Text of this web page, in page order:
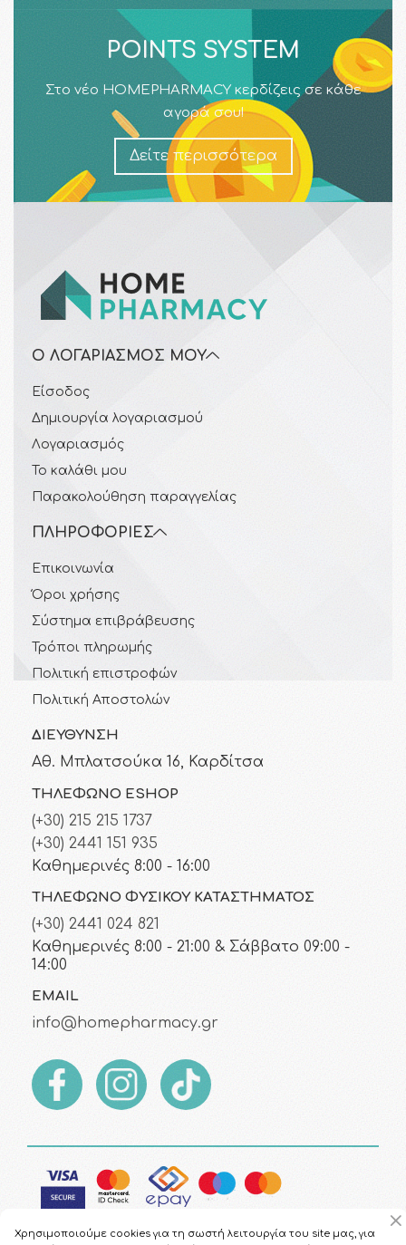
POINTS SYSTEM
Στο νέο HOMEPHARMACY κερδίζεις σε κάθε
αγορά σου!
Δείτε περισσότερα
Ο ΛΟΓΑΡΙΑΣΜΌΣ ΜΟΥ
Είσοδος
Δημιουργία λογαριασμού
Λογαριασμός
Το καλάθι μου
Παρακολούθηση παραγγελίας
ΠΛΗΡΟΦΟΡΊΕΣ
Επικοινωνία
Όροι χρήσης
Σύστημα επιβράβευσης
Τρόποι πληρωμής
Πολιτική επιστροφών
Πολιτική Αποστολών
ΔΙΕΎΘΥΝΣΗ
Αθ. Μπλατσούκα 16, Καρδίτσα
ΤΗΛΈΦΩΝΟ ESHOP
(+30) 215 215 1737
(+30) 2441 151 935
Καθημερινές 8:00 - 16:00
ΤΗΛΈΦΩΝΟ ΦΥΣΙΚΟΎ ΚΑΤΑΣΤΉΜΑΤΟΣ
(+30) 2441 024 821
Καθημερινές 8:00 - 21:00 & Σάββατο 09:00 -
14:00
EMAIL
info@homepharmacy.gr
Χρησιμοποιούμε cookies για τη σωστή λειτουργία του site μας, για